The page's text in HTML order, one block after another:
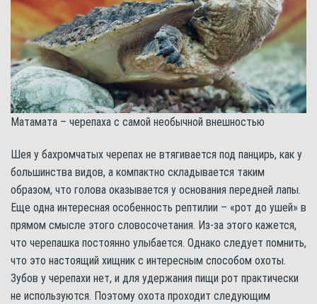
Матамата – черепаха с самой необычной внешностью
Шея у бахромчатых черепах не втягивается под панцирь, как у
большинства видов, а компактно складывается таким
образом, что голова оказывается у основания передней лапы.
Еще одна интересная особенность рептилии – «рот до ушей» в
прямом смысле этого словосочетания. Из-за этого кажется,
что черепашка постоянно улыбается. Однако следует помнить,
что это настоящий хищник с интересным способом охоты.
Зубов у черепахи нет, и для удержания пищи рот практически
не используются. Поэтому охота проходит следующим